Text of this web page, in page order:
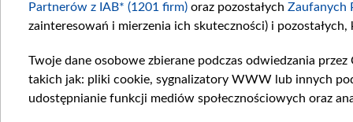
Partnerów z IAB* (1201 firm) oraz pozostałych Zaufanych
zainteresowań i mierzenia ich skuteczności) i
Twoje dane osobowe zbierane podczas odwiedzania przez
takich jak: pliki cookie, sygnalizatory WWW lub innych
udostępnianie funkcji mediów społecznościowych oraz